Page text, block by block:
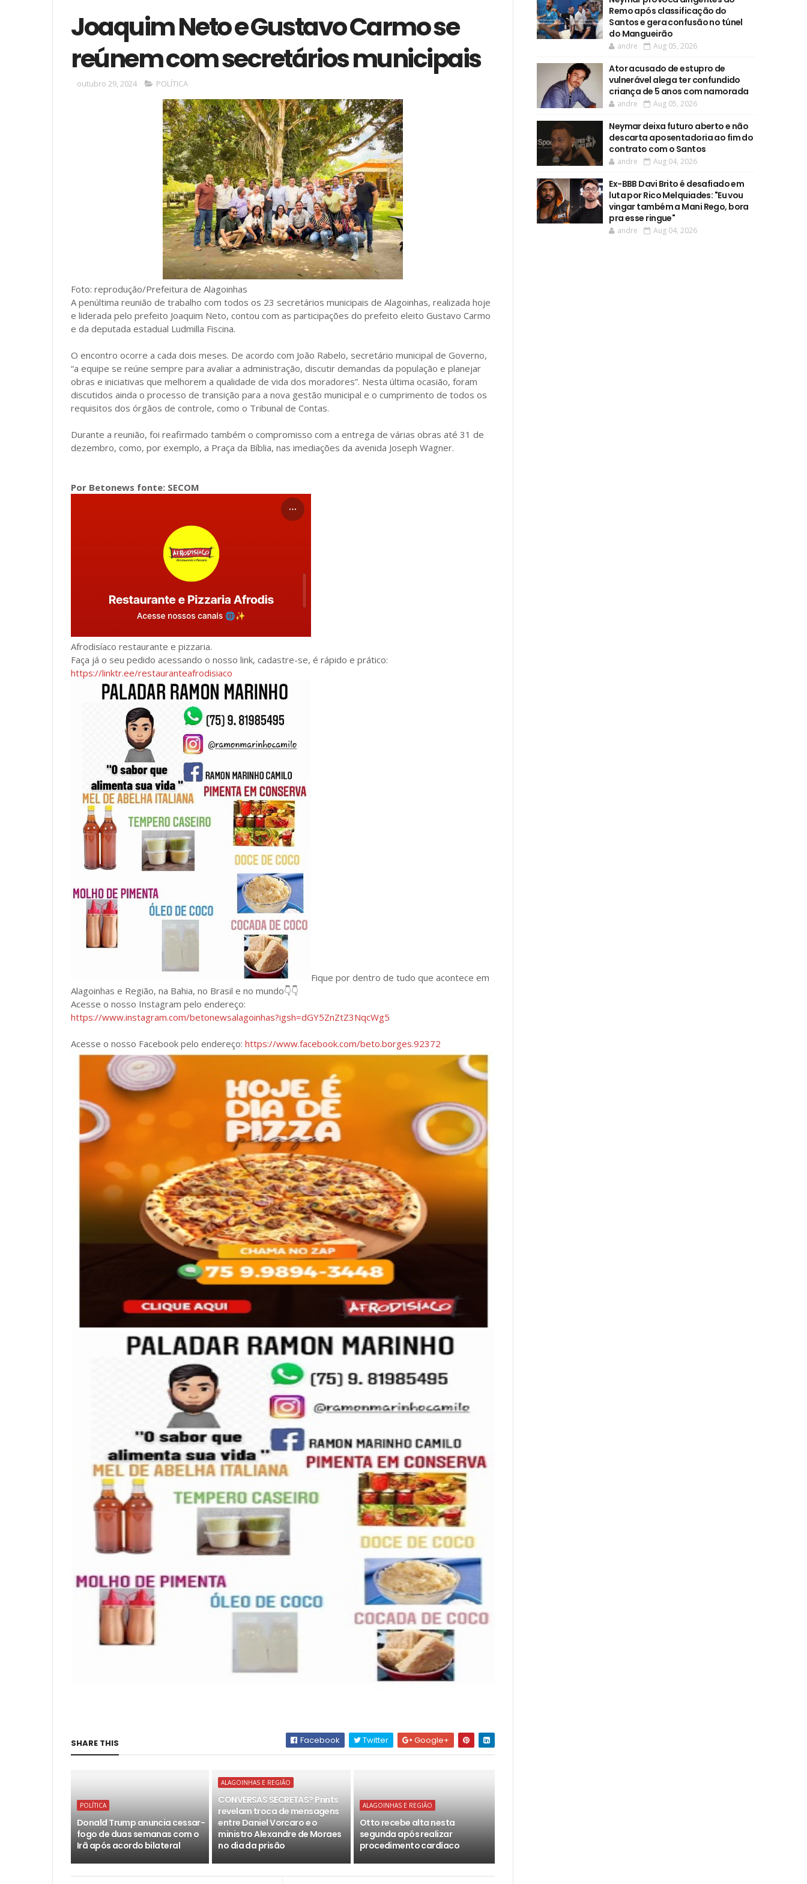
Joaquim Neto e Gustavo Carmo se
reúnem com secretários municipais
outubro 29, 2024 POLÍTICA
Foto: reprodução/Prefeitura de Alagoinhas
A penúltima reunião de trabalho com todos os 23 secretários municipais de Alagoinhas, realizada hoje
e liderada pelo prefeito Joaquim Neto, contou com as participações do prefeito eleito Gustavo Carmo
e da deputada estadual Ludmilla Fiscina.
O encontro ocorre a cada dois meses. De acordo com João Rabelo, secretário municipal de Governo,
“a equipe se reúne sempre para avaliar a administração, discutir demandas da população e planejar
obras e iniciativas que melhorem a qualidade de vida dos moradores”. Nesta última ocasião, foram
discutidos ainda o processo de transição para a nova gestão municipal e o cumprimento de todos os
requisitos dos órgãos de controle, como o Tribunal de Contas.
Durante a reunião, foi reafirmado também o compromisso com a entrega de várias obras até 31 de
dezembro, como, por exemplo, a Praça da Bíblia, nas imediações da avenida Joseph Wagner.
Por Betonews fonte: SECOM
Afrodisíaco restaurante e pizzaria.
Faça já o seu pedido acessando o nosso link, cadastre-se, é rápido e prático:
https://linktr.ee/restauranteafrodisiaco
Fique por dentro de tudo que acontece em
Alagoinhas e Região, na Bahia, no Brasil e no mundo👇👇
Acesse o nosso Instagram pelo endereço:
https://www.instagram.com/betonewsalagoinhas?igsh=dGY5ZnZtZ3NqcWg5
Acesse o nosso Facebook pelo endereço: https://www.facebook.com/beto.borges.92372
SHARE THIS Facebook Twitter Google+
POLÍTICA
Donald Trump anuncia cessar-
fogo de duas semanas com o
Irã após acordo bilateral
ALAGOINHAS E REGIÃO
CONVERSAS SECRETAS? Prints
revelam troca de mensagens
entre Daniel Vorcaro e o
ministro Alexandre de Moraes
no dia da prisão
ALAGOINHAS E REGIÃO
Otto recebe alta nesta
segunda após realizar
procedimento cardíaco
Remo após classificação do
Santos e gera confusão no túnel
do Mangueirão
andre Aug 05, 2026
Ator acusado de estupro de
vulnerável alega ter confundido
criança de 5 anos com namorada
andre Aug 05, 2026
Neymar deixa futuro aberto e não
descarta aposentadoria ao fim do
contrato com o Santos
andre Aug 04, 2026
Ex-BBB Davi Brito é desafiado em
luta por Rico Melquiades: "Eu vou
vingar também a Mani Rego, bora
pra esse ringue"
andre Aug 04, 2026